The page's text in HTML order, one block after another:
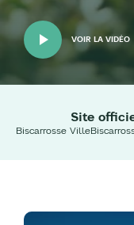
VOIR LA VIDÉO
Site
Biscarrosse Ville